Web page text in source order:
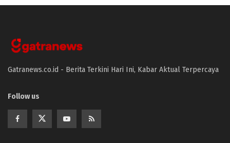
Gatranews.co.id - Berita Terkini Hari Ini, Kabar Aktual Terpercaya
Follow us